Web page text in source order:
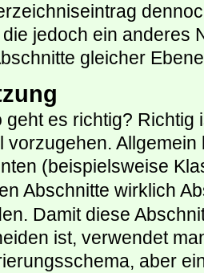
jedoch ein anderes
gleicher
geht es richtig? Richtig
vorzugehen.
(beispielsweise
Abschnitte wirklich
Damit diese
ist, verwendet
aber